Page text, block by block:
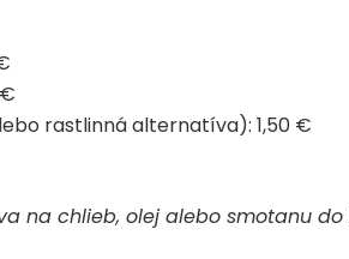
rastlinná alternatíva): 1,50 €
na chlieb, olej alebo smotanu do